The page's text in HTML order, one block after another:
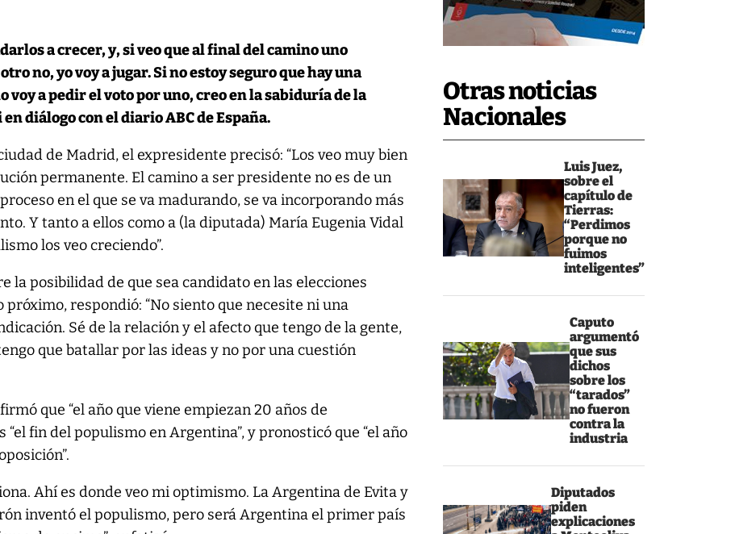
Otras noticias
Nacionales
Luis Juez,
sobre el
capítulo de
Tierras:
“Perdimos
porque no
fuimos
inteligentes”
Caputo
argumentó
que sus
dichos
sobre los
“tarados”
no fueron
contra la
industria
Diputados
piden
explicaciones
a crecer, y, si veo que al final del camino uno
no, yo voy a jugar. Si no estoy seguro que hay una
voy a pedir el voto por uno, creo en la sabiduría de la
diálogo con el diario ABC de España.
de Madrid, el expresidente precisó: “Los veo muy bien
permanente. El camino a ser presidente no es de un
en el que se va madurando, se va incorporando más
Y tanto a ellos como a (la diputada) María Eugenia Vidal
los veo creciendo”.
la posibilidad de que sea candidato en las elecciones
respondió: “No siento que necesite ni una
Sé de la relación y el afecto que tengo de la gente,
que batallar por las ideas y no por una cuestión
que “el año que viene empiezan 20 años de
“el fin del populismo en Argentina”, y pronosticó que “el año
Ahí es donde veo mi optimismo. La Argentina de Evita y
inventó el populismo, pero será Argentina el primer país